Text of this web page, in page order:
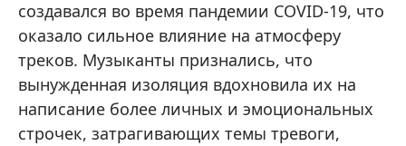
создавался во время пандемии COVID-19, что
оказало сильное влияние на атмосферу
треков. Музыканты признались, что
вынужденная изоляция вдохновила их на
написание более личных и эмоциональных
строчек, затрагивающих темы тревоги,